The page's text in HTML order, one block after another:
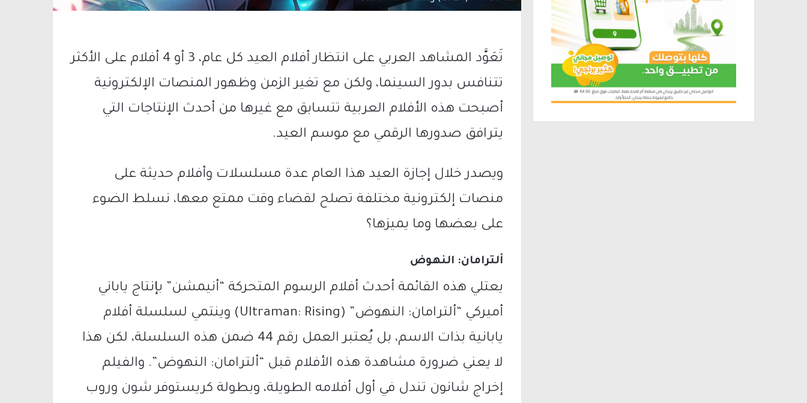
تَعَوَّد المشاهد العربي على انتظار أفلام العيد كل عام، 3 أو 4 أفلام على الأكثر
تتنافس بدور السينما، ولكن مع تغير الزمن وظهور المنصات الإلكترونية
أصبحت هذه الأفلام العربية تتسابق مع غيرها من أحدث الإنتاجات التي
يترافق صدورها الرقمي مع موسم العيد.
ويصدر خلال إجازة العيد هذا العام عدة مسلسلات وأفلام حديثة على
منصات إلكترونية مختلفة تصلح لقضاء وقت ممتع معها، نسلط الضوء
على بعضها وما يميزها؟
ألترامان: النهوض
يعتلي هذه القائمة أحدث أفلام الرسوم المتحركة “أنيمشن” بإنتاج ياباني
أميركي “ألترامان: النهوض” (Ultraman: Rising) وينتمي لسلسلة أفلام
يابانية بذات الاسم، بل يُعتبر العمل رقم 44 ضمن هذه السلسلة، لكن هذا
لا يعني ضرورة مشاهدة هذه الأفلام قبل “ألترامان: النهوض”. والفيلم
إخراج شانون تندل في أول أفلامه الطويلة، وبطولة كريستوفر شون وروب